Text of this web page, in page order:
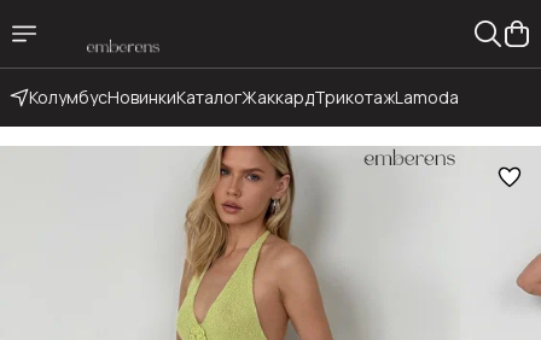
КолумбусНовинкиКаталогЖаккардТрикотажLamoda